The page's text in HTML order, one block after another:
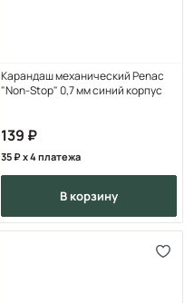
Карандаш механический Penac
"Non-Stop" 0,7 мм синий корпус
139
35 x 4 платежа
в корзину